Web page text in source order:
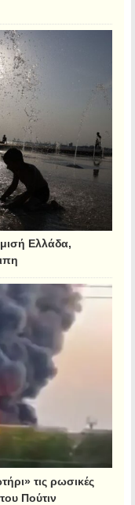
Ελλάδα,
τις ρωσικές
Πούτιν